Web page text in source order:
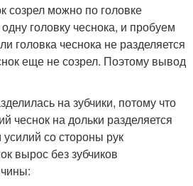
созрел можно по головке
головку чеснока, и пробуем
головка чеснока не разделяется
еще не созрел. Поэтому вывод
на зубчики, потому что
чеснок на дольки разделяется
со стороны рук
вырос без зубчиков